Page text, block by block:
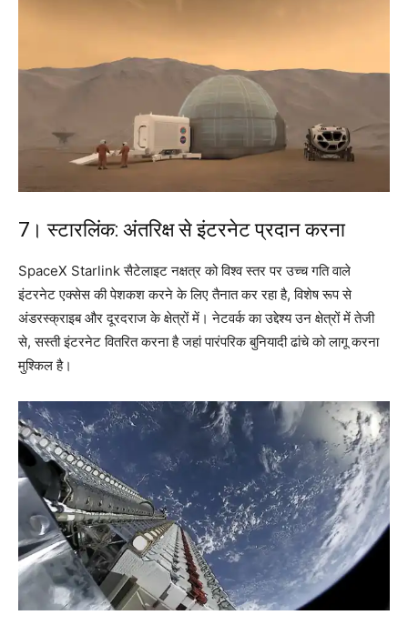
7। स्टारलिंक: अंतरिक्ष से इंटरनेट प्रदान करना
SpaceX Starlink सैटेलाइट नक्षत्र को विश्व स्तर पर उच्च गति वाले
इंटरनेट एक्सेस की पेशकश करने के लिए तैनात कर रहा है, विशेष रूप से
अंडरस्क्राइब और दूरदराज के क्षेत्रों में। नेटवर्क का उद्देश्य उन क्षेत्रों में तेजी
से, सस्ती इंटरनेट वितरित करना है जहां पारंपरिक बुनियादी ढांचे को लागू करना
मुश्किल है।